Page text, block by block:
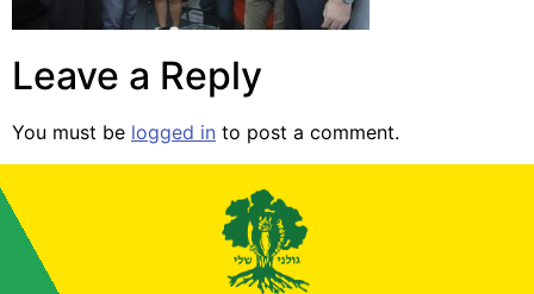
Leave a Reply
You must be logged in to post a comment.